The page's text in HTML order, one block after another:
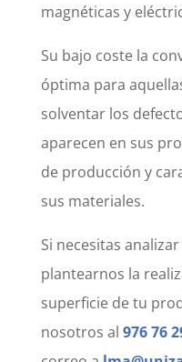
magnéticas y
Su bajo coste la
óptima para
solventar los
aparecen en sus
de producción y
sus materiales.
Si necesitas
plantearnos la
superficie de tu
nosotros al 976 76